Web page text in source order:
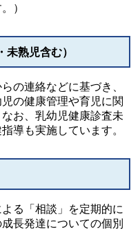
）
熟児含む）
の連絡などに基づき、
の健康管理や育児に関
お、乳幼児健康診査未
導も実施しています。
る「相談」を定期的に
長発達についての個別